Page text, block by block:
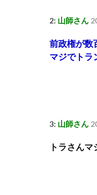
2: 山師さん
前政権が数
マジでトラ
3: 山師さん
トラさんマ